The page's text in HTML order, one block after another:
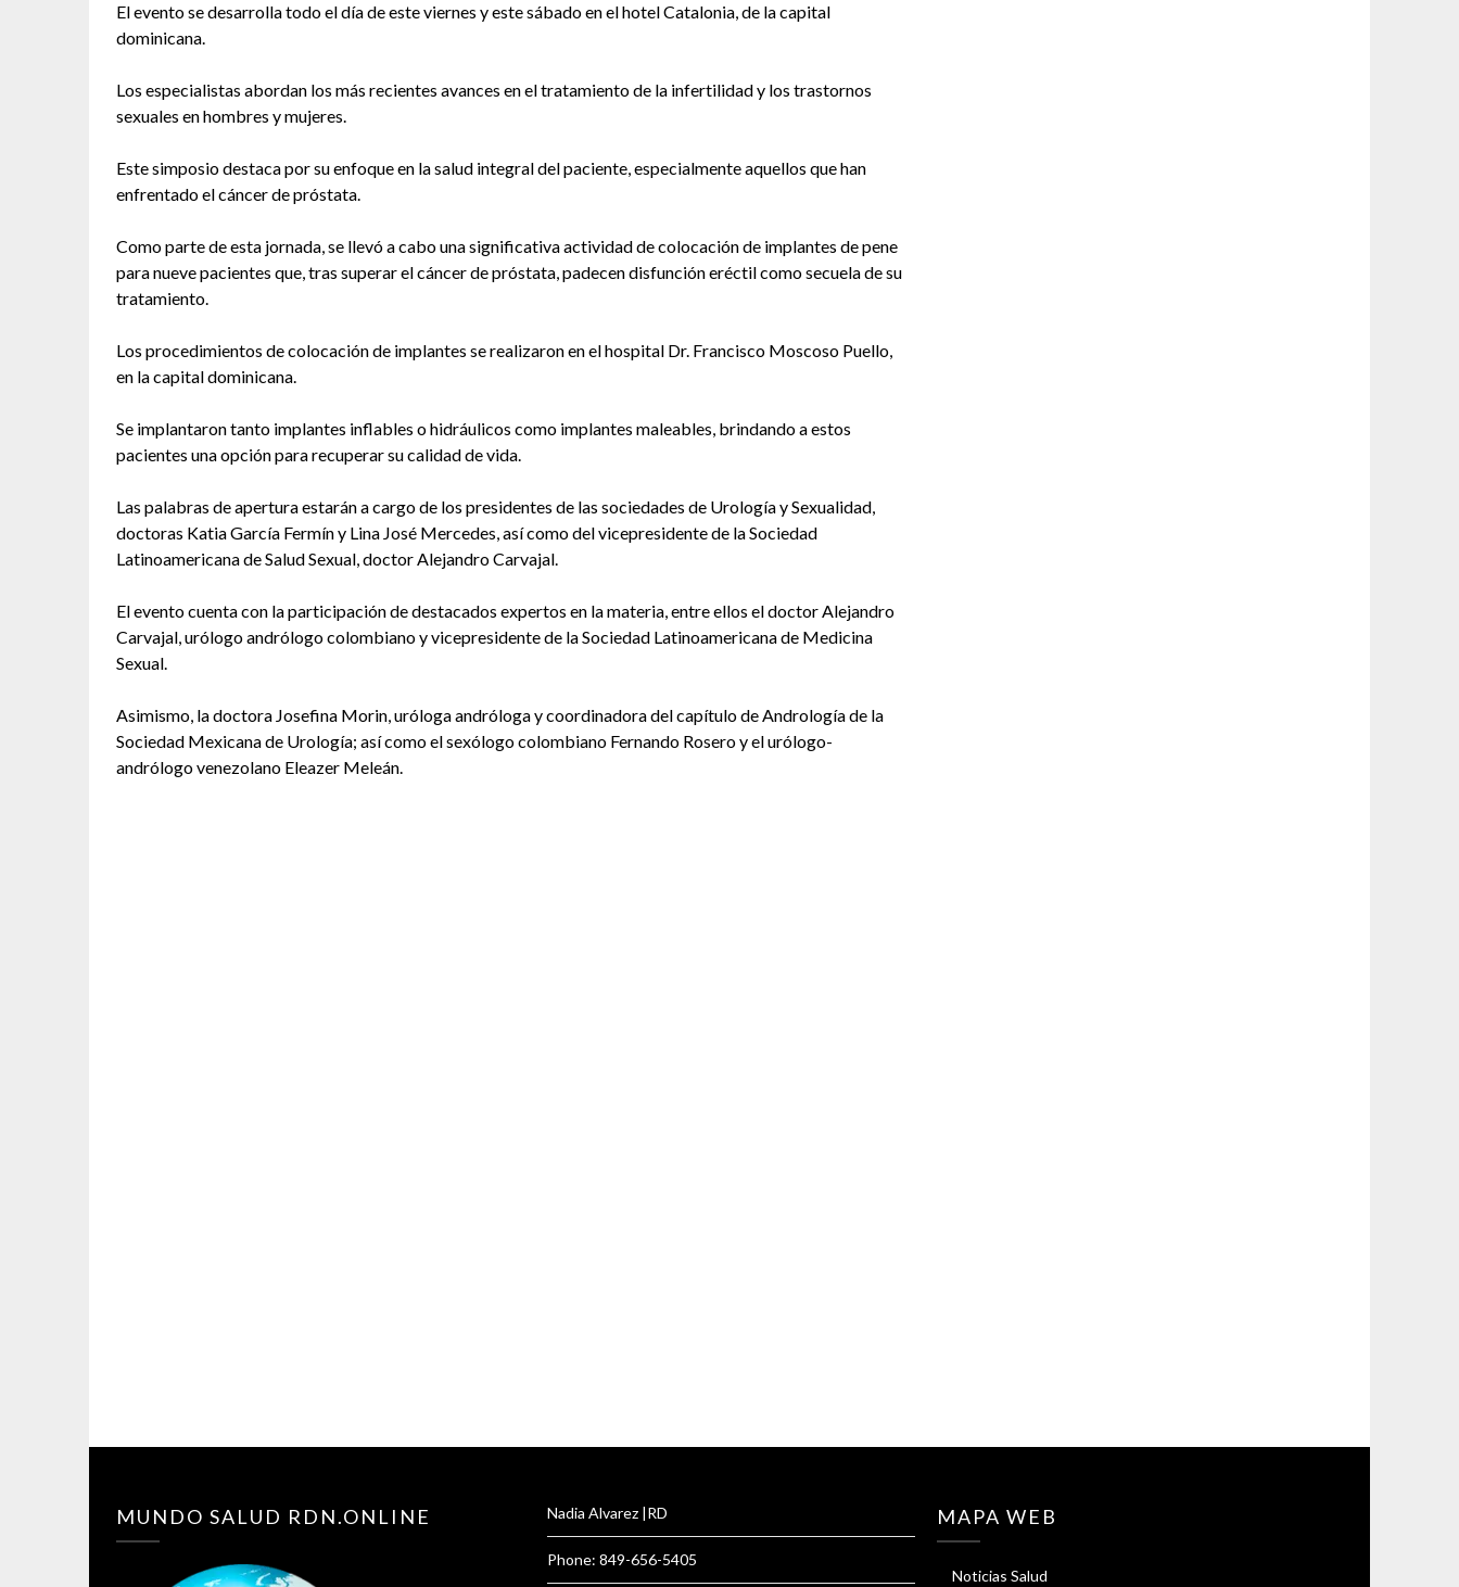
El evento se desarrolla todo el día de este viernes y este sábado en el hotel Catalonia, de la capital
dominicana.
Los especialistas abordan los más recientes avances en el tratamiento de la infertilidad y los trastornos
sexuales en hombres y mujeres.
Este simposio destaca por su enfoque en la salud integral del paciente, especialmente aquellos que han
enfrentado el cáncer de próstata.
Como parte de esta jornada, se llevó a cabo una significativa actividad de colocación de implantes de pene
para nueve pacientes que, tras superar el cáncer de próstata, padecen disfunción eréctil como secuela de su
tratamiento.
Los procedimientos de colocación de implantes se realizaron en el hospital Dr. Francisco Moscoso Puello,
en la capital dominicana.
Se implantaron tanto implantes inflables o hidráulicos como implantes maleables, brindando a estos
pacientes una opción para recuperar su calidad de vida.
Las palabras de apertura estarán a cargo de los presidentes de las sociedades de Urología y Sexualidad,
doctoras Katia García Fermín y Lina José Mercedes, así como del vicepresidente de la Sociedad
Latinoamericana de Salud Sexual, doctor Alejandro Carvajal.
El evento cuenta con la participación de destacados expertos en la materia, entre ellos el doctor Alejandro
Carvajal, urólogo andrólogo colombiano y vicepresidente de la Sociedad Latinoamericana de Medicina
Sexual.
Asimismo, la doctora Josefina Morin, uróloga andróloga y coordinadora del capítulo de Andrología de la
Sociedad Mexicana de Urología; así como el sexólogo colombiano Fernando Rosero y el urólogo-
andrólogo venezolano Eleazer Meleán.
MUNDO SALUD RDN.ONLINE Nadia Alvarez |RD
Phone: 849-656-5405
MAPA WEB
Noticias Salud